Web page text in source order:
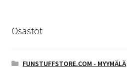
Osastot
FUNSTUFFSTORE.COM - MYYMÄLÄ